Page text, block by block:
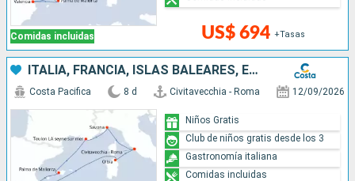
Comidas incluidas US$ 694 +Tasas
ITALIA, FRANCIA, ISLAS BALEARES, ESPAÑA
Costa Pacifica 8 d Civitavecchia - Roma 12/09/2026
Niños Gratis
Club de niños gratis desde los 3
Gastronomía italiana
Comidas incluidas